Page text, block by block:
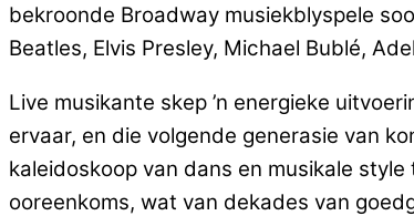
bekroonde Broadway musiekblyspele
Beatles, Elvis Presley, Michael Bublé,
Live musikante skep ’n energieke
ervaar, en die volgende generasie van
kaleidoskoop van dans en musikale
ooreenkoms, wat van dekades van